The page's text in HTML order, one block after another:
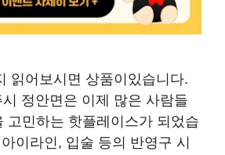
읽어보시면 상품이있습니다.
정안면은 이제 많은 사람들
고민하는 핫플레이스가 되었습
이라인, 입술 등의 반영구 시